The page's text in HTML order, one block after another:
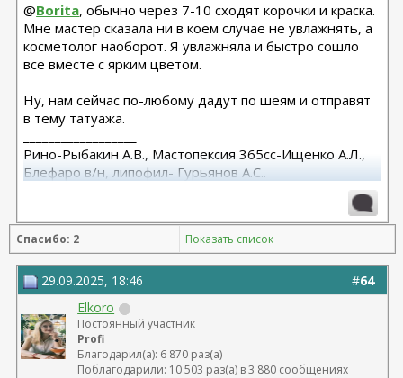
@Borita, обычно через 7-10 сходят корочки и краска.
Мне мастер сказала ни в коем случае не увлажнять, а
косметолог наоборот. Я увлажняла и быстро сошло
все вместе с ярким цветом.
Ну, нам сейчас по-любому дадут по шеям и отправят
в тему татуажа.
Рино-Рыбакин А.В., Мастопексия 365сс-Ищенко А.Л.,
Блефаро в/н, липофил- Гурьянов А.С..
Спасибо: 2 Показать список
#64
29.09.2025, 18:46
Elkoro
Постоянный участник
Profi
Благодарил(а): 6 870 раз(а)
Поблагодарили: 10 503 раз(а) в 3 880 сообщениях